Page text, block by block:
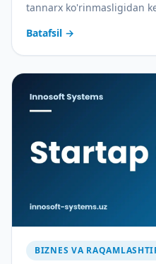
tannarx ko'rinmasligidan
Batafsil →
BIZNES VA